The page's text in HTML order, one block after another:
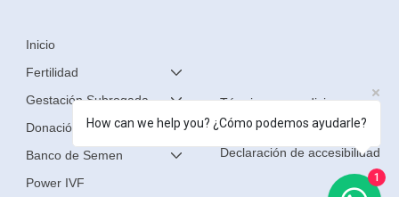
Inicio
Fertilidad
Gestación Subrogada
Donación de Óvulos
Banco de Semen
Power IVF
Términos y condiciones
Política de privacidad
Declaración de accesibilidad
How can we help you? ¿Cómo podemos ayudarle?
1